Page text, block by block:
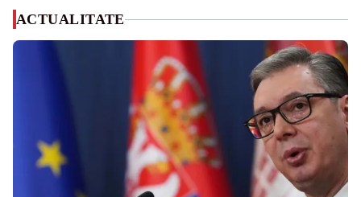
ACTUALITATE